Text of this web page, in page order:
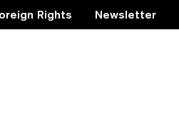
Rights Newsletter